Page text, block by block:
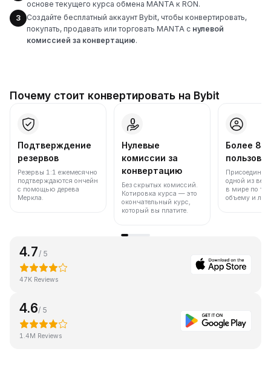
основе текущего курса обмена MANTA к RON.
3
Создайте бесплатный аккаунт Bybit, чтобы конвертировать,
покупать, продавать или торговать MANTA с нулевой
комиссией за конвертацию.
Почему стоит конвертировать на Bybit
Подтверждение
резервов
Резервы 1:1 ежемесячно
подтверждаются ончейн
с помощью дерева
Меркла.
Нулевые
комиссии за
конвертацию
Без скрытых комиссий.
Котировка курса — это
окончательный курс,
который вы платите.
Более 86
одной из
в мире по
объему и
4.7/ 5
47K Reviews
4.6/ 5
1.4M Reviews